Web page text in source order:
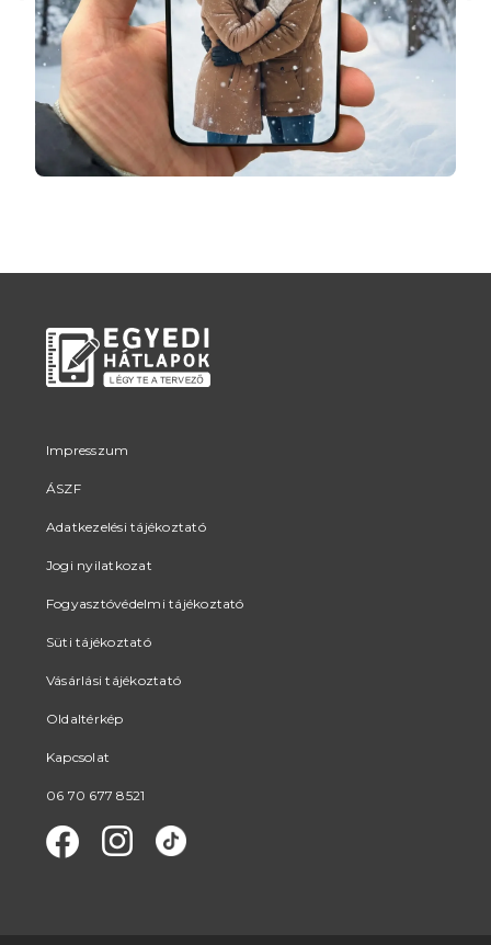
Impresszum
ÁSZF
Adatkezelési tájékoztató
Jogi nyilatkozat
Fogyasztóvédelmi tájékoztató
Süti tájékoztató
Vásárlási tájékoztató
Oldaltérkép
Kapcsolat
06 70 677 8521